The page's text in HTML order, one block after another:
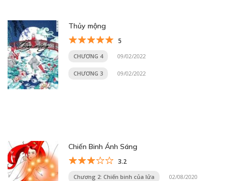
Thủy mộng
5
CHƯƠNG 4 09/02/2022
CHƯƠNG 3 09/02/2022
Chiến Binh Ánh Sáng
3.2
Chương 2: Chiến binh của lửa 02/08/2020